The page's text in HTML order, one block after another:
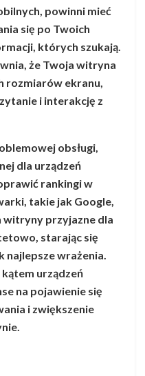
powinni mieć
się po Twoich
których szukają.
że Twoja witryna
rozmiarów ekranu,
i interakcję z
obsługi,
dla urządzeń
rankingi w
takie jak Google,
witryny przyjazne dla
starając się
wrażenia.
urządzeń
na pojawienie się
i zwiększenie